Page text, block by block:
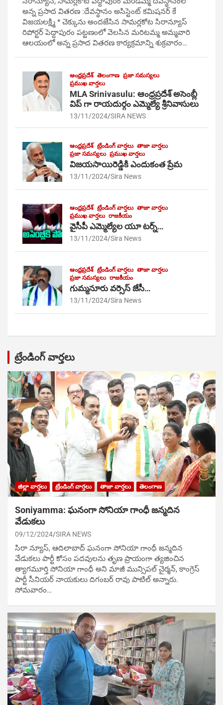
అన్న ప్రసాద వితరణ :దేవస్థానం అసిస్టెంట్ కమిషనర్ కే
విజయలక్ష్మి * చెక్కును అందజేసిన సామర్లకోట సిరాన్యూస్
రిపోర్టర్ పెద్దాపురం పట్టణంలో వెలసిన మరిటమ్మ అమ్మవారి
ఆలయంలో అన్న ప్రసాద వితరణ కార్యక్రమాన్ని శుక్రవారం…
ఆంధ్రప్రదేశ్ తెలంగాణ ప్రజా సమస్యలు
ప్రముఖ వార్తలు
MLA Srinivasulu: ఆంధ్రప్రదేశ్ అసెంబ్లీ
విప్ గా రాయదుర్గం ఎమ్మెల్యే శ్రీనివాసులు
13/11/2024 SIRA NEWS
ఆంధ్రప్రదేశ్ ట్రేండింగ్ వార్తలు తాజా వార్తలు
ప్రజా సమస్యలు ప్రముఖ వార్తలు
విజయసాయిరెడ్డికి ఎందుకంత ప్రేమ
13/11/2024 Sira News
ఆంధ్రప్రదేశ్ ట్రేండింగ్ వార్తలు తాజా వార్తలు
ప్రముఖ వార్తలు రాజకీయం
వైసీపీ ఎమ్మెల్యేల యూ టర్న్…
13/11/2024 Sira News
ఆంధ్రప్రదేశ్ ట్రేండింగ్ వార్తలు తాజా వార్తలు
ప్రజా సమస్యలు రాజకీయం
గుమ్మనూరు వర్సెస్ జేసీ…
13/11/2024 Sira News
ట్రేండింగ్ వార్తలు
జిల్లా వార్తలు ట్రేండింగ్ వార్తలు తాజా వార్తలు తెలంగాణ
Soniyamma: ఘ‌నంగా సోనియా గాంధీ జ‌న్మ‌దిన
వేడుక‌లు
09/12/2024 SIRA NEWS
సిరా న్యూస్, ఆదిలాబాద్ ఘ‌నంగా సోనియా గాంధీ జ‌న్మ‌దిన
వేడుక‌లు పార్టీ కోసం ప‌ద‌వుల‌ను తృణ ప్రాయంగా త్య‌జించిన
త్యాగమూర్తి సోనియా గాంధీ అని మాజీ మున్సిప‌ల్ చైర్మ‌న్, కాంగ్రెస్
పార్టీ సీనియ‌ర్ నాయ‌కులు దిగంబ‌ర్ రావు పాటిల్ అన్నారు.
సోమవారం…